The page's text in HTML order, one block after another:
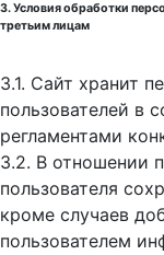
3. Условия обработки
третьим лицам
3.1. Сайт хранит
пользователей в
регламентами
3.2. В отношении
пользователя
кроме случаев
пользователем